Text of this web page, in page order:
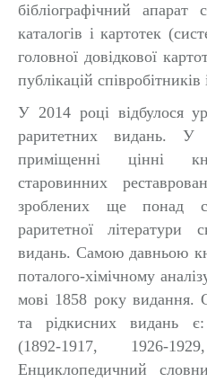
бібліографічний апарат
каталогів і картотек
головної довідкової
публікацій співробітників
У 2014 році відбулося
раритетних видань. У
приміщенні цінні
старовинних
зроблених ще понад
раритетної
видань. Самою давньою
поталого-хімічному
мові 1858 року видання.
та рідкиснихвидань є:
(1892-1917, 1926-
Енциклопедичний